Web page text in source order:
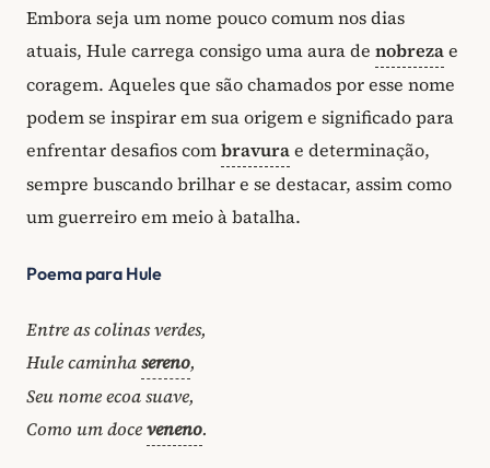
Embora seja um nome pouco comum nos dias
atuais, Hule carrega consigo uma aura de nobrezae
coragem. Aqueles que são chamados por esse nome
podem se inspirar em sua origem e significado para
enfrentar desafios combravurae determinação,
sempre buscando brilhar e se destacar, assim como
um guerreiro em meio à batalha.
Poema para Hule
Entre as colinas verdes,
Hule caminhasereno,
Seu nome ecoa suave,
Como um doceveneno.